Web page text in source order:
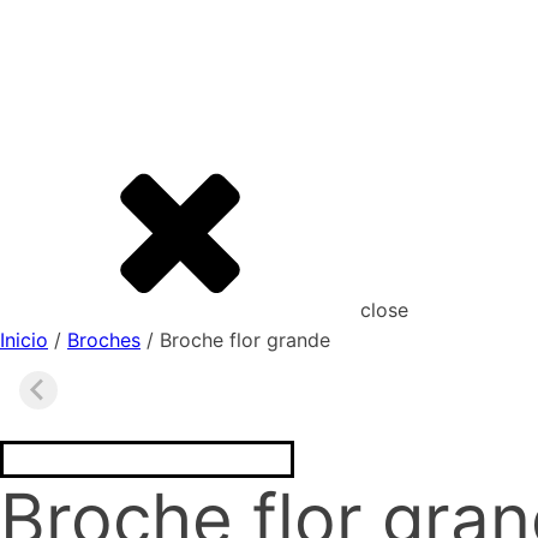
close
Inicio / Broches / Broche flor grande
Broche flor